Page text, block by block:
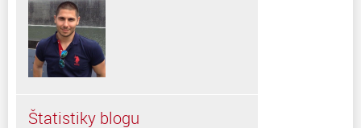
Štatistiky blogu